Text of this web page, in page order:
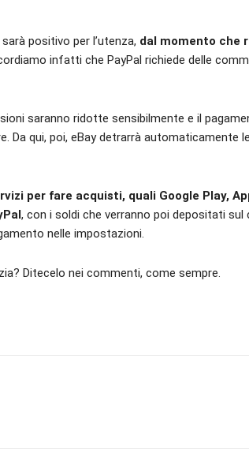
positivo per l’utenza, dal momento che
infatti che PayPal richiede delle
saranno ridotte sensibilmente e il
Da qui, poi, eBay detrarrà automaticamente
per fare acquisti, quali Google Play,
, con i soldi che verranno poi depositati sul
nelle impostazioni.
Ditecelo nei commenti, come sempre.